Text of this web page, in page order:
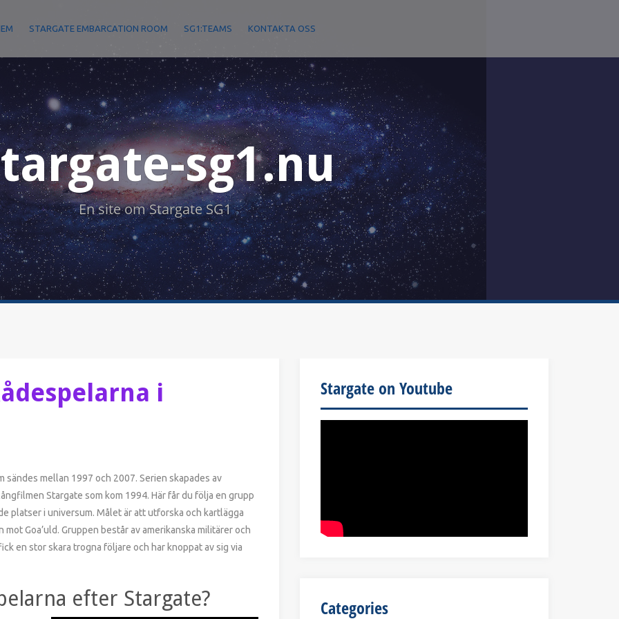
STARGATE EMBARCATION ROOM SG1:TEAMS KONTAKTA OSS
sg1.nu
En site om Stargate SG1
i
mellan 1997 och 2007. Serien skapades av
Stargate som kom 1994. Här får du följa en grupp
platser i universum. Målet är att utforska och kartlägga
Goa’uld. Gruppen består av amerikanska militärer och
en stor skara trogna följare och har knoppat av sig via
efter Stargate?
Stargate on Youtube
Categories